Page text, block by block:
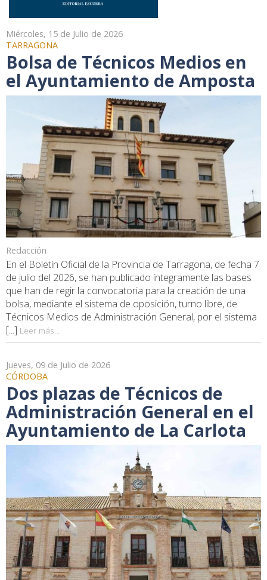
Miércoles, 15 de Julio de 2026
TARRAGONA
Bolsa de Técnicos Medios en
el Ayuntamiento de Amposta
Redacción
En el Boletín Oficial de la Provincia de Tarragona, de fecha 7
de julio del 2026, se han publicado íntegramente las bases
que han de regir la convocatoria para la creación de una
bolsa, mediante el sistema de oposición, turno libre, de
Técnicos Medios de Administración General, por el sistema
[...] Leer más...
Jueves, 09 de Julio de 2026
CÓRDOBA
Dos plazas de Técnicos de
Administración General en el
Ayuntamiento de La Carlota